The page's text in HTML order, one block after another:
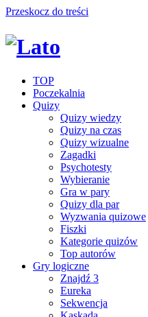
Przeskocz do treści
TOP
Poczekalnia
Quizy
Quizy wiedzy
Quizy na czas
Quizy wizualne
Zagadki
Psychotesty
Wybieranie
Gra w pary
Quizy dla par
Wyzwania quizowe
Fiszki
Kategorie quizów
Top autorów
Gry logiczne
Znajdź 3
Eureka
Sekwencja